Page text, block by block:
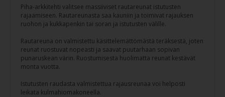
Piha-arkkitehti valitsee massiiviset rautareunat istutusten
rajaamiseen. Rautareunasta saa kauniin ja toimivat rajauksen
ruohon ja kukkapenkin tai soran ja istutusten välille.
Rautareuna on valmistettu käsittelemättömästä teräksestä, joten
reunat ruostuvat nopeasti ja saavat puutarhaan sopivan
punaruskean värin. Ruostumisesta huolimatta reunat kestävät
monta vuotta.
Istutusten raudasta valmistettua rajausreunaa voi helposti
leikata kulmahiomakoneella.